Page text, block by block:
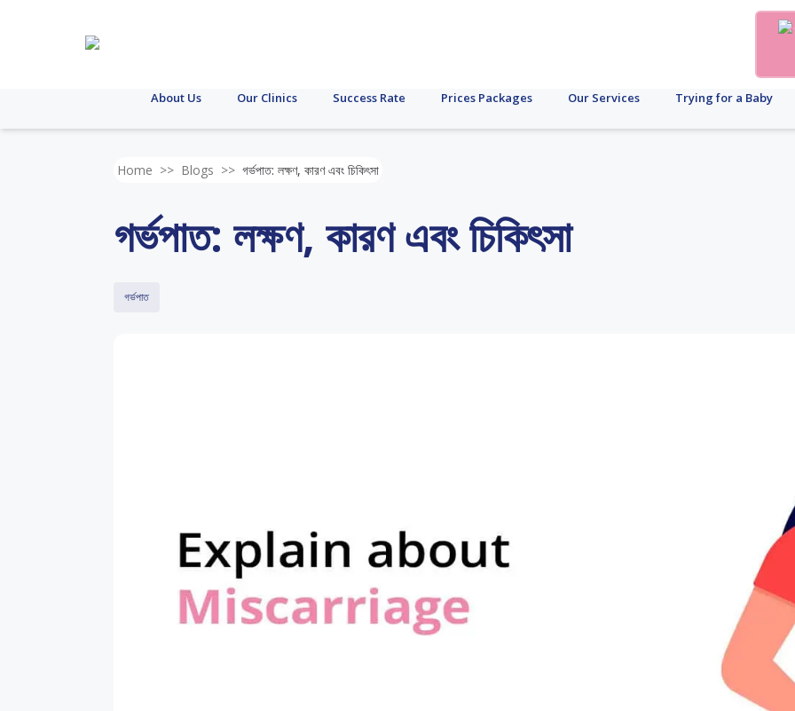
About Us Our Clinics Success Rate Prices Packages Our Services Trying for a Baby
Home >> Blogs >> গর্ভপাত: লক্ষণ, কারণ এবং চিকিৎসা
গর্ভপাত: লক্ষণ, কারণ এবং চিকিৎসা
গর্ভপাত